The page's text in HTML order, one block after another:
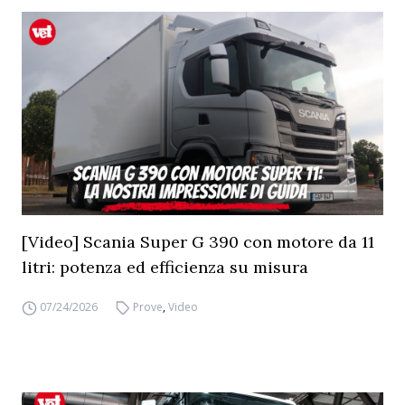
[Video] Scania Super G 390 con motore da 11
litri: potenza ed efficienza su misura
07/24/2026 Prove,Video